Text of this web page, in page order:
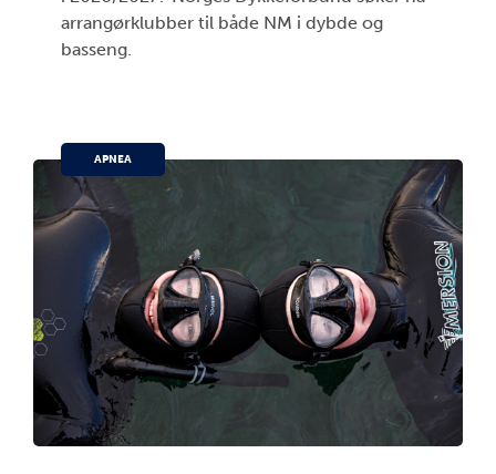
arrangørklubber til både NM i dybde og
basseng.
APNEA